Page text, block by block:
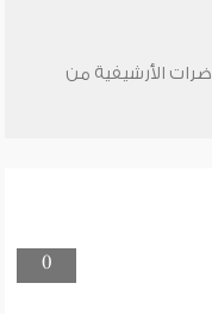
الأرشيفية من
0